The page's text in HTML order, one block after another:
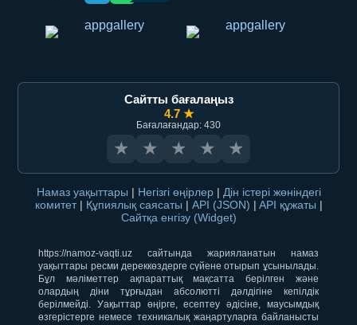
Сайтты бағалаңыз
4.7 ★
Бағалағандар: 430
★ ★ ★ ★ ★
Намаз уақыттары | Негізгі өңірлер | Дін істері жөніндегі
комитет | Құпиялық саясаты | API (JSON) | API құжаты |
Сайтқа енгізу (Widget)
https://namoz-vaqti.uz сайтында жарияланатын намаз
уақыттары ресми дереккөздерге сүйене отырып ұсынылады.
Бұл мәліметтер ақпараттық мақсатта берілген және
олардың діни тұрғыдан абсолютті дәлдігіне кепілдік
берілмейді. Уақыттар өңірге, есептеу әдісіне, маусымдық
өзгерістерге немесе техникалық жаңартуларға байланысты